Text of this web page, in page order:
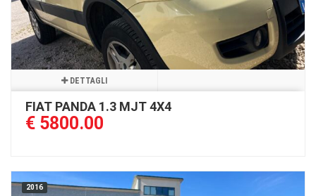
DETTAGLI
FIAT PANDA 1.3 MJT 4X4
€ 5800.00
2016